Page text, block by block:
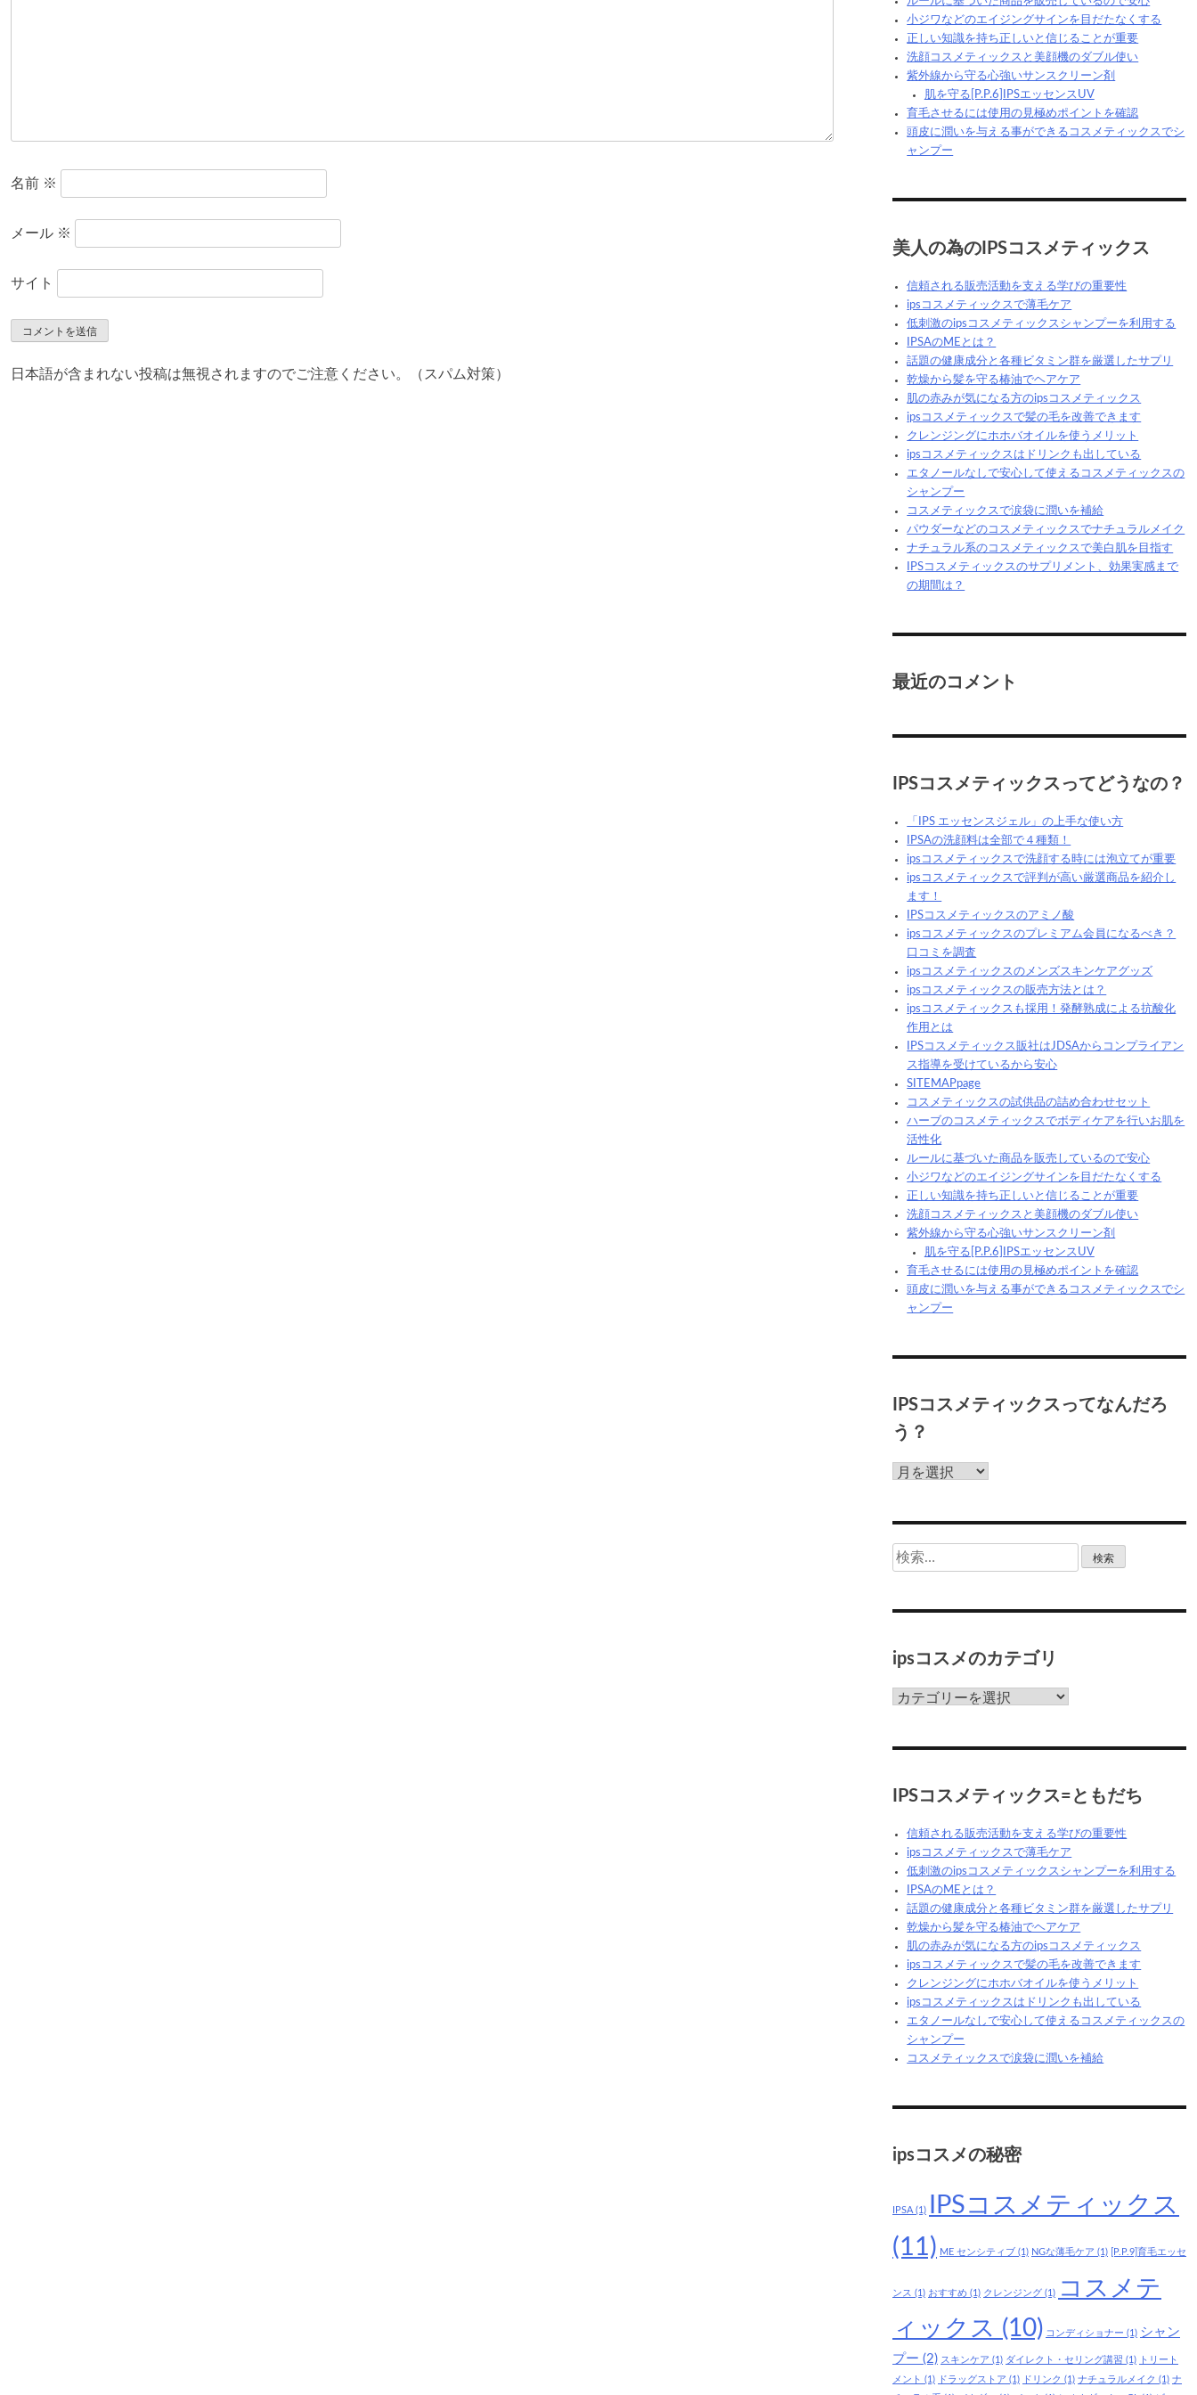
名前 ※
メール ※
サイト
日本語が含まれない投稿は無視されますのでご注意ください。（スパム対策）
小ジワなどのエイジングサインを目だたなくする
正しい知識を持ち正しいと信じることが重要
洗顔コスメティックスと美顔機のダブル使い
紫外線から守る心強いサンスクリーン剤
肌を守る[P.P.6]IPSエッセンスUV
育毛させるには使用の見極めポイントを確認
頭皮に潤いを与える事ができるコスメティックスでシ
ャンプー
美人の為のIPSコスメティックス
信頼される販売活動を支える学びの重要性
ipsコスメティックスで薄毛ケア
低刺激のipsコスメティックスシャンプーを利用する
IPSAのMEとは？
話題の健康成分と各種ビタミン群を厳選したサプリ
乾燥から髪を守る椿油でヘアケア
肌の赤みが気になる方のipsコスメティックス
ipsコスメティックスで髪の毛を改善できます
クレンジングにホホバオイルを使うメリット
ipsコスメティックスはドリンクも出している
エタノールなしで安心して使えるコスメティックスの
シャンプー
コスメティックスで涙袋に潤いを補給
パウダーなどのコスメティックスでナチュラルメイク
ナチュラル系のコスメティックスで美白肌を目指す
IPSコスメティックスのサプリメント、効果実感まで
の期間は？
最近のコメント
IPSコスメティックスってどうなの？
「IPS エッセンスジェル」の上手な使い方
IPSAの洗顔料は全部で４種類！
ipsコスメティックスで洗顔する時には泡立てが重要
ipsコスメティックスで評判が高い厳選商品を紹介し
ます！
IPSコスメティックスのアミノ酸
ipsコスメティックスのプレミアム会員になるべき？
口コミを調査
ipsコスメティックスのメンズスキンケアグッズ
ipsコスメティックスの販売方法とは？
ipsコスメティックスも採用！発酵熟成による抗酸化
作用とは
IPSコスメティックス販社はJDSAからコンプライアン
ス指導を受けているから安心
SITEMAPpage
コスメティックスの試供品の詰め合わせセット
ハーブのコスメティックスでボディケアを行いお肌を
活性化
ルールに基づいた商品を販売しているので安心
小ジワなどのエイジングサインを目だたなくする
正しい知識を持ち正しいと信じることが重要
洗顔コスメティックスと美顔機のダブル使い
紫外線から守る心強いサンスクリーン剤
肌を守る[P.P.6]IPSエッセンスUV
育毛させるには使用の見極めポイントを確認
頭皮に潤いを与える事ができるコスメティックスでシ
ャンプー
IPSコスメティックスってなんだろ
う？
IPS
メ
テ
ィ
て
ん
う？
検
索:
ipsコスメのカテゴリ
ips
メ
カIPSコスメティックス=ともだち
信頼される販売活動を支える学びの重要性
ipsコスメティックスで薄毛ケア
低刺激のipsコスメティックスシャンプーを利用する
IPSAのMEとは？
話題の健康成分と各種ビタミン群を厳選したサプリ
乾燥から髪を守る椿油でヘアケア
肌の赤みが気になる方のipsコスメティックス
ipsコスメティックスで髪の毛を改善できます
クレンジングにホホバオイルを使うメリット
ipsコスメティックスはドリンクも出している
エタノールなしで安心して使えるコスメティックスの
シャンプー
コスメティックスで涙袋に潤いを補給
ipsコスメの秘密
IPSA (1)
IPSコスメティックス
(11) ME センシティブ (1) NGな薄毛ケア (1) [P.P.9]育毛エッセ
ンス (1) おすすめ (1) クレンジング (1)
コスメテ
ィックス (10) コンディショナー (1) シャン
プー (2) スキンケア (1) ダイレクト・セリング講習 (1)
トリート
メント (1) ドラッグストア (1) ドリンク (1) ナチュラルメイク (1) ナ